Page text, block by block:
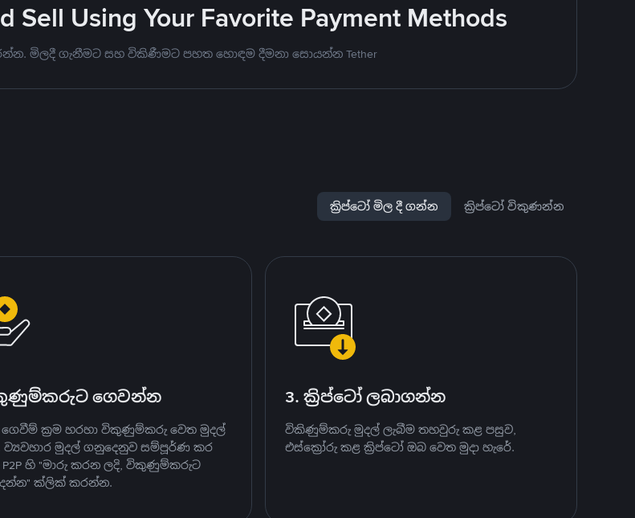
Sell Using Your Favorite Payment Methods
කරන්න. මිලදී ගැනීමට සහ විකිණීමට පහත හොඳම දීමනා සොයන්න Tether
ක්‍රිප්ටෝ මිල දී ගන්න ක්‍රිප්ටෝ විකුණන්න
ගෙවන්න
ක්‍රම හරහා විකුණුම්කරු වෙත මුදල්
මුදල් ගනුදෙනුව සම්පූර්ණ කර
P2P හි "මාරු කරන ලදි, විකුණුම්කරුට
ක්ලික් කරන්න.
3. ක්‍රිප්ටෝ ලබාගන්න
විකිණුම්කරු මුදල් ලැබීම තහවුරු කළ පසුව,
එස්ක්‍රෝරු කළ ක්‍රිප්ටෝ ඔබ වෙත මුදා හැරේ.